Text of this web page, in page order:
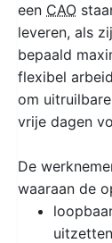
een CAO
leveren, als
bepaald
flexibel
om
vrije dagen
De
waaraan de